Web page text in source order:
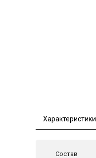
Характеристики
Состав